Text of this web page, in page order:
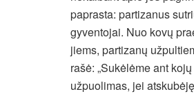
paprasta: partizanus
gyventojai. Nuo kovų
jiems, partizanų
rašė: „Sukėlėme ant
užpuolimas, jei